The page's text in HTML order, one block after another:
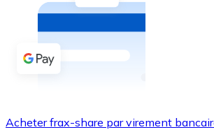
Achetez des cryptomonnaies en
Acheter avec espèces
Virement SEPA
Acheter frax-share par virement